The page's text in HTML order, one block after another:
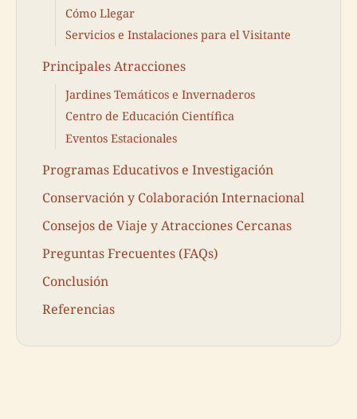
Cómo Llegar
Servicios e Instalaciones para el Visitante
Principales Atracciones
Jardines Temáticos e Invernaderos
Centro de Educación Científica
Eventos Estacionales
Programas Educativos e Investigación
Conservación y Colaboración Internacional
Consejos de Viaje y Atracciones Cercanas
Preguntas Frecuentes (FAQs)
Conclusión
Referencias